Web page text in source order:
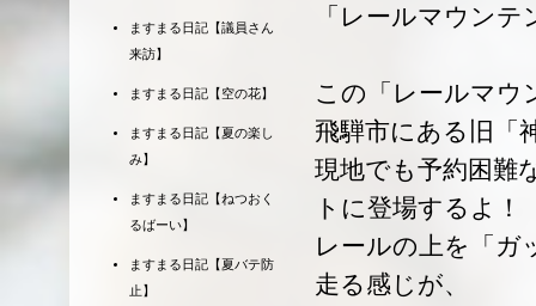
「レールマウン
この「レールマ
飛騨市にある旧「
現地でも予約困難
トに登場するよ！
レールの上を「ガ
走る感じが、
ますまる日記【議員さん
来訪】
ますまる日記【空の花】
ますまる日記【夏の楽し
み】
ますまる日記【ねつおく
るばーい】
ますまる日記【夏バテ防
止】